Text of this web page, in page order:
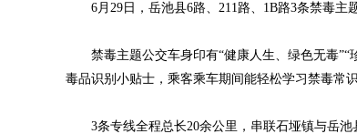
6月29日，岳池县6路、211路、1B路3条禁毒主
禁毒主题公交车身印有“健康人生、绿色无毒”“
毒品识别小贴士，乘客乘车期间能轻松学习禁毒常
3条专线全程总长20余公里，串联石垭镇与岳池